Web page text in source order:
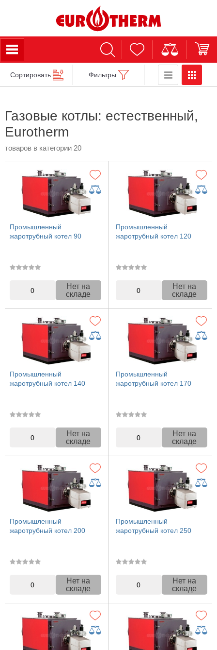
Сортировать Фильтры
Газовые котлы: естественный,
Eurotherm
товаров в категории 20
Промышленный
жаротрубный котел 90
0
Нет на
складе
Промышленный
жаротрубный котел 120
0
Нет на
складе
Промышленный
жаротрубный котел 140
0
Нет на
складе
Промышленный
жаротрубный котел 170
0
Нет на
складе
Промышленный
жаротрубный котел 200
0
Нет на
складе
Промышленный
жаротрубный котел 250
0
Нет на
складе